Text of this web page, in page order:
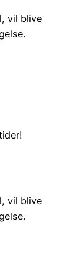
vil blive
vil blive